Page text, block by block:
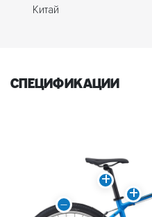
Китай
спецификации